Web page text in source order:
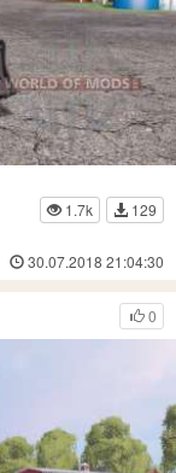
1.7k
129
30.07.2018 21:04:30
0